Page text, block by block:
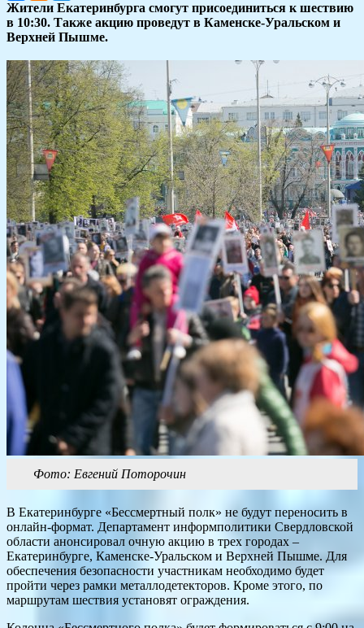
Жители Екатеринбурга смогут присоединиться к шествию
в 10:30. Также акцию проведут в Каменске-Уральском и
Верхней Пышме.
Фото: Евгений Поторочин
В Екатеринбурге «Бессмертный полк» не будут переносить в
онлайн-формат. Департамент информполитики Свердловской
области анонсировал очную акцию в трех городах –
Екатеринбурге, Каменске-Уральском и Верхней Пышме. Для
обеспечения безопасности участникам необходимо будет
пройти через рамки металлодетекторов. Кроме этого, по
маршрутам шествия установят ограждения.